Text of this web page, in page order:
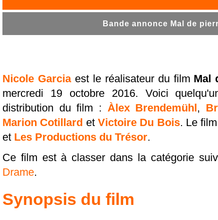
Bande annonce Mal de
Nicole Garciaest le réalisateur du film Mal
mercredi 19 octobre 2016. Voici
distribution du film : Àlex Brendemühl ,
Marion Cotillard et Victoire Du Bois. Le
et Les Productions du Trésor.
Ce film est à classer dans la catégorie
Drame.
Synopsis du film